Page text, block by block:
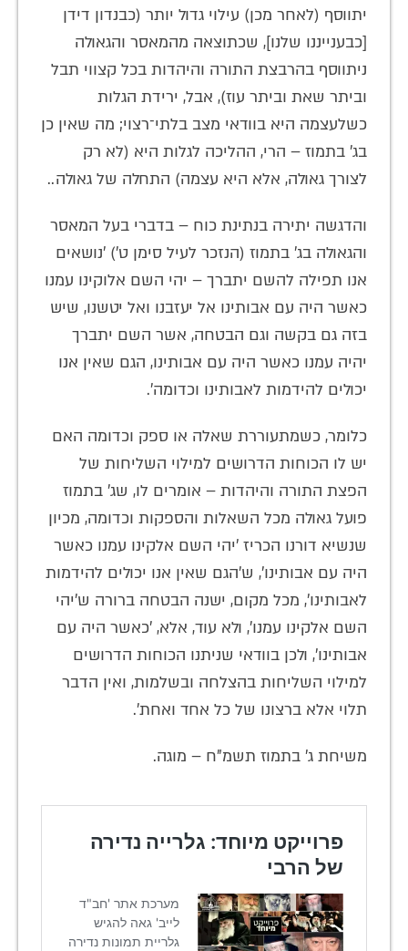
יתווסף (לאחר מכן) עילוי גדול יותר (כבנדון דידן
[כבענייננו שלנו], שכתוצאה מהמאסר והגאולה
ניתווסף בהרבצת התורה והיהדות בכל קצווי תבל
וביתר שאת וביתר עוז), אבל, ירידת הגלות
כשלעצמה היא בוודאי מצב בלתי־רצוי; מה שאין כן
בג' בתמוז – הרי, ההליכה לגלות היא (לא רק
לצורך גאולה, אלא היא עצמה) התחלה של גאולה..
והדגשה יתירה בנתינת כוח – בדברי בעל המאסר
והגאולה בג' בתמוז (הנזכר לעיל סימן ט') 'נושאים
אנו תפילה להשם יתברך – יהי השם אלוקינו עמנו
כאשר היה עם אבותינו אל יעזבנו ואל יטשנו, שיש
בזה גם בקשה וגם הבטחה, אשר השם יתברך
יהיה עמנו כאשר היה עם אבותינו, הגם שאין אנו
יכולים להידמות לאבותינו וכדומה'.
כלומר, כשמתעוררת שאלה או ספק וכדומה האם
יש לו הכוחות הדרושים למילוי השליחות של
הפצת התורה והיהדות – אומרים לו, שג' בתמוז
פועל גאולה מכל השאלות והספקות וכדומה, מכיון
שנשיא דורנו הכריז 'יהי השם אלקינו עמנו כאשר
היה עם אבותינו', ש'הגם שאין אנו יכולים להידמות
לאבותינו', מכל מקום, ישנה הבטחה ברורה ש'יהי
השם אלקינו עמנו', ולא עוד, אלא, 'כאשר היה עם
אבותינו', ולכן בוודאי שניתנו הכוחות הדרושים
למילוי השליחות בהצלחה ובשלמות, ואין הדבר
תלוי אלא ברצונו של כל אחד ואחת'.
משיחת ג' בתמוז תשמ"ח – מוגה.